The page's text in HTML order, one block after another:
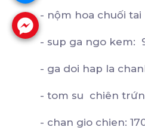
- nộm hoa chuối tai
- sup ga ngo kem:
- ga doi hap la
- tom su chiên
- chan gio chien: